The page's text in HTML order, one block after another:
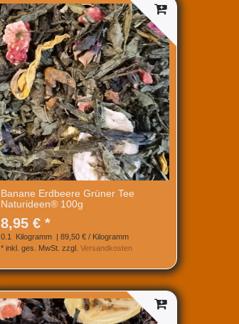
Banane Erdbeere Grüner Tee
Naturideen® 100g
8,95 € *
0.1 Kilogramm | 89,50 € / Kilogramm
* inkl. ges. MwSt. zzgl. Versandkosten